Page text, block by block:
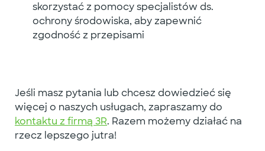
skorzystać z pomocy specjalistów ds.
ochrony środowiska, aby zapewnić
zgodność z przepisami
Jeśli masz pytania lub chcesz dowiedzieć się
więcej o naszych usługach, zapraszamy do
kontaktu z firmą 3R. Razem możemy działać na
rzecz lepszego jutra!